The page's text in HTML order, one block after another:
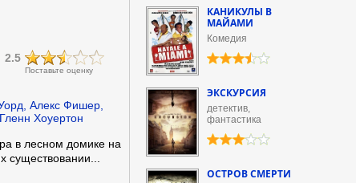
Поставьте оценку
2.5
Алекс Фишер,
Хоуертон
в лесном домике на
существовании...
КАНИКУЛЫ В
МАЙАМИ
Комедия
ЭКСКУРСИЯ
детектив,
фантастика
ОСТРОВ СМЕРТИ